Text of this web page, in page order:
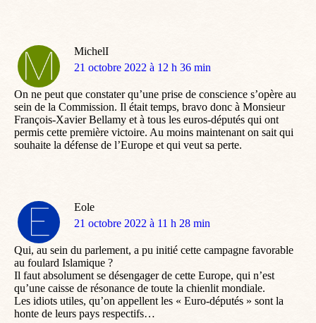
MichelI
dit
21 octobre 2022 à 12 h 36 min
On ne peut que constater qu’une prise de conscience s’opère au
sein de la Commission. Il était temps, bravo donc à Monsieur
François-Xavier Bellamy et à tous les euros-députés qui ont
permis cette première victoire. Au moins maintenant on sait qui
souhaite la défense de l’Europe et qui veut sa perte.
Eole
dit
21 octobre 2022 à 11 h 28 min
Qui, au sein du parlement, a pu initié cette campagne favorable
au foulard Islamique ?
Il faut absolument se désengager de cette Europe, qui n’est
qu’une caisse de résonance de toute la chienlit mondiale.
Les idiots utiles, qu’on appellent les « Euro-députés » sont la
honte de leurs pays respectifs…